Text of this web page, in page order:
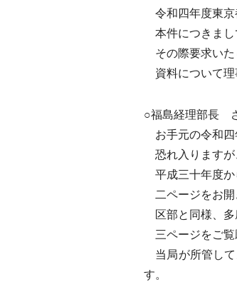
令和四年度東京
本件につきまし
その際要求いた
資料について理
○福島経理部長
お手元の令和四
恐れ入りますが
平成三十年度か
二ページをお開
区部と同様、多
三ページをご覧
当局が所管して
す。